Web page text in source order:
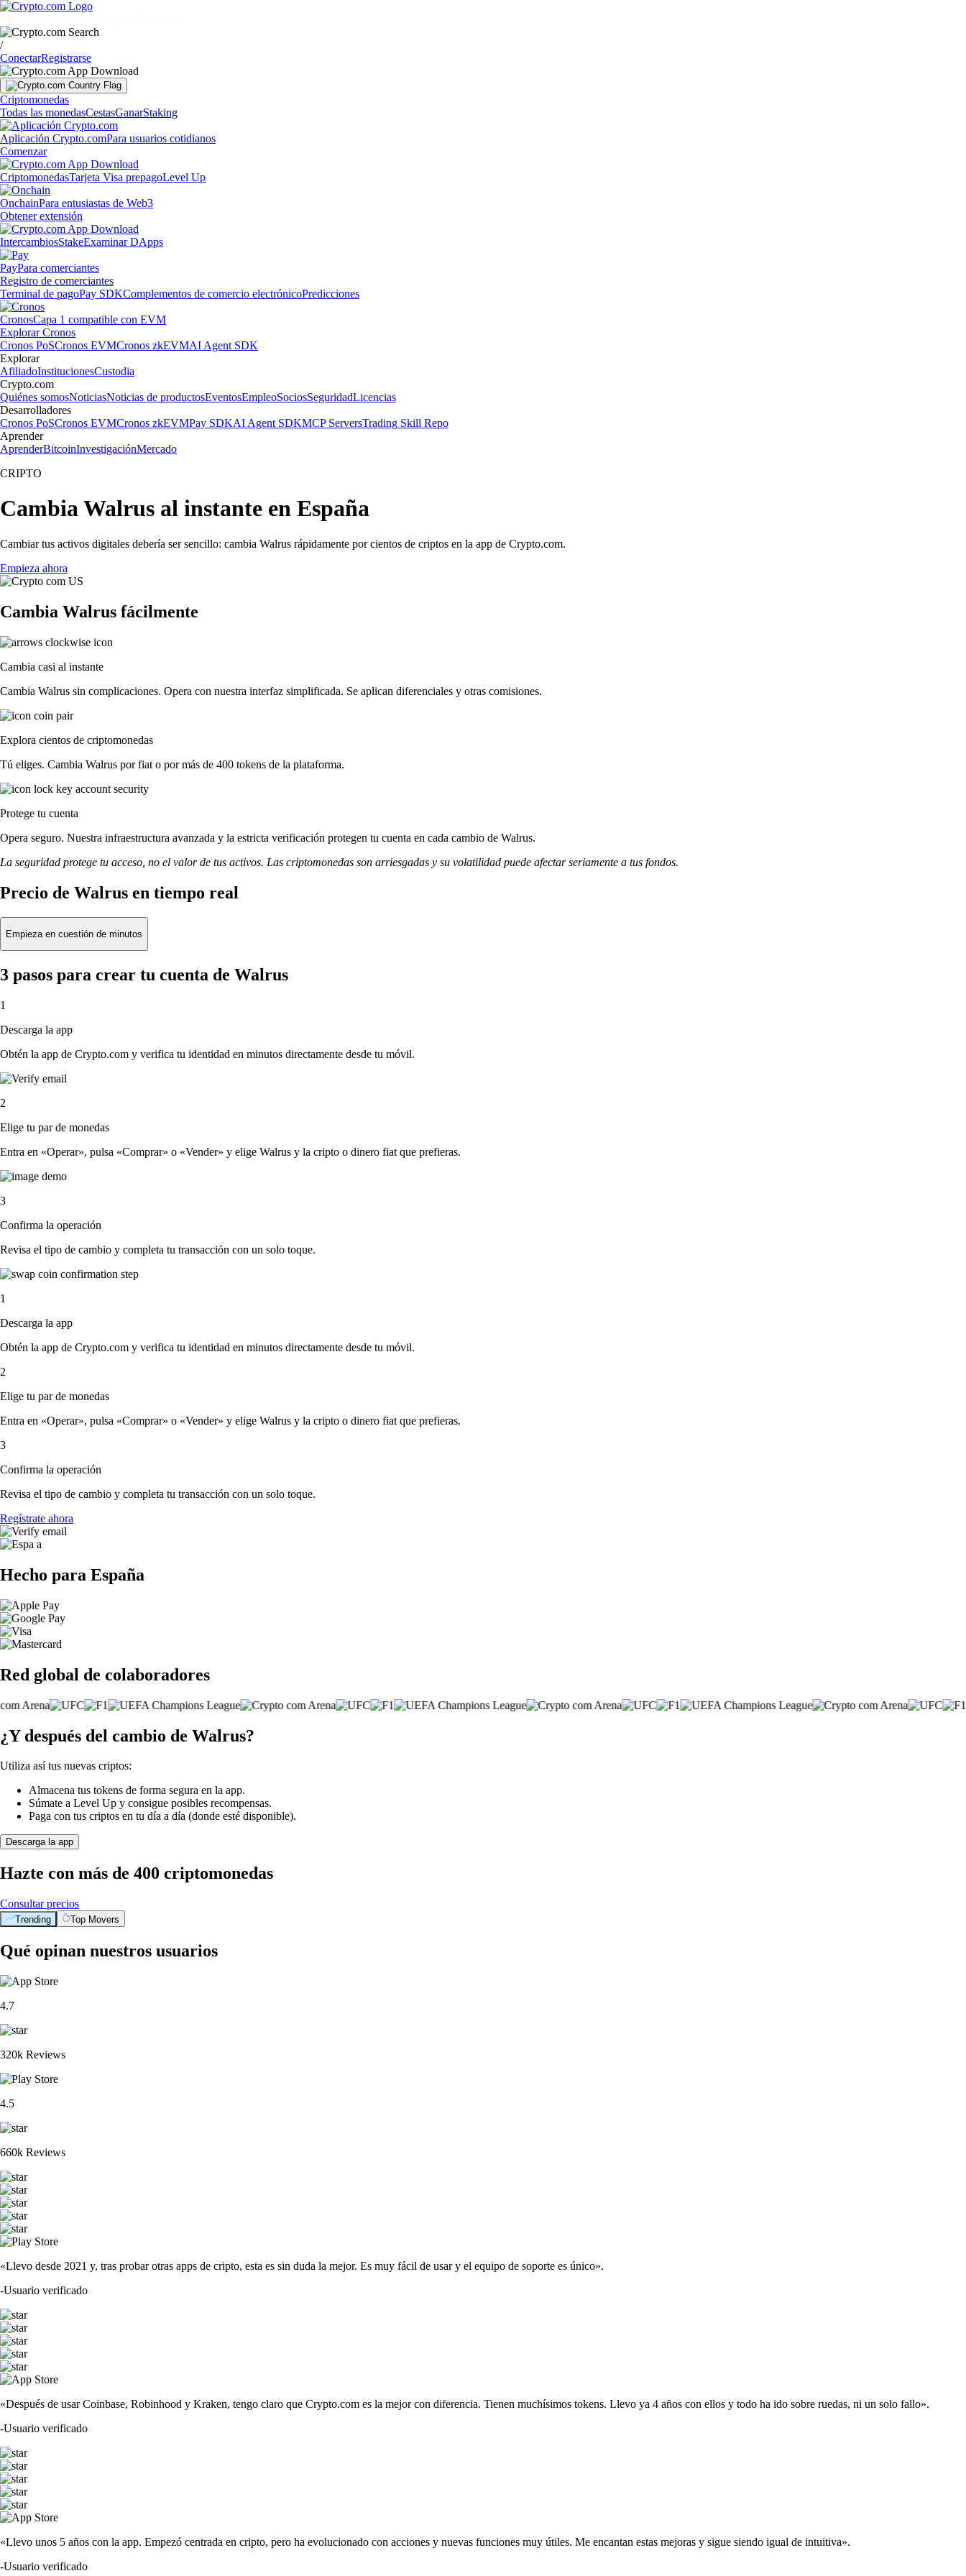
/
ConectarRegistrarse
Criptomonedas
Todas las monedasCestasGanarStaking
Aplicación Crypto.comPara usuarios cotidianos
Comenzar
CriptomonedasTarjeta Visa prepagoLevel Up
OnchainPara entusiastas de Web3
Obtener extensión
IntercambiosStakeExaminar DApps
PayPara comerciantes
Registro de comerciantes
Terminal de pagoPay SDKComplementos de comercio electrónicoPredicciones
CronosCapa 1 compatible con EVM
Explorar Cronos
Cronos PoSCronos EVMCronos zkEVMAI Agent SDK
Explorar
AfiliadoInstitucionesCustodia
Crypto.com
Quiénes somosNoticiasNoticias de productosEventosEmpleoSociosSeguridadLicencias
Desarrolladores
Cronos PoSCronos EVMCronos zkEVMPay SDKAI Agent SDKMCP ServersTrading Skill Repo
Aprender
AprenderBitcoinInvestigaciónMercado
CRIPTO
Cambia Walrus al instante en España
Cambiar tus activos digitales debería ser sencillo: cambia Walrus rápidamente por cientos de criptos en la app de Crypto.com.
Empieza ahora
Cambia Walrus fácilmente
Cambia casi al instante
Cambia Walrus sin complicaciones. Opera con nuestra interfaz simplificada. Se aplican diferenciales y otras comisiones.
Explora cientos de criptomonedas
Tú eliges. Cambia Walrus por fiat o por más de 400 tokens de la plataforma.
Protege tu cuenta
Opera seguro. Nuestra infraestructura avanzada y la estricta verificación protegen tu cuenta en cada cambio de Walrus.
La seguridad protege tu acceso, no el valor de tus activos. Las criptomonedas son arriesgadas y su volatilidad puede afectar seriamente a tus fondos.
Precio de Walrus en tiempo real
Empieza en cuestión de minutos
3 pasos para crear tu cuenta de Walrus
1
Descarga la app
Obtén la app de Crypto.com y verifica tu identidad en minutos directamente desde tu móvil.
2
Elige tu par de monedas
Entra en «Operar», pulsa «Comprar» o «Vender» y elige Walrus y la cripto o dinero fiat que prefieras.
3
Confirma la operación
Revisa el tipo de cambio y completa tu transacción con un solo toque.
1
Descarga la app
Obtén la app de Crypto.com y verifica tu identidad en minutos directamente desde tu móvil.
2
Elige tu par de monedas
Entra en «Operar», pulsa «Comprar» o «Vender» y elige Walrus y la cripto o dinero fiat que prefieras.
3
Confirma la operación
Revisa el tipo de cambio y completa tu transacción con un solo toque.
Regístrate ahora
Hecho para España
Red global de colaboradores
¿Y después del cambio de Walrus?
Utiliza así tus nuevas criptos:
Almacena tus tokens de forma segura en la app.
Súmate a Level Up y consigue posibles recompensas.
Paga con tus criptos en tu día a día (donde esté disponible).
Descarga la app
Hazte con más de 400 criptomonedas
Consultar precios
Trending Top Movers
Qué opinan nuestros usuarios
4.7
320k Reviews
4.5
660k Reviews
«Llevo desde 2021 y, tras probar otras apps de cripto, esta es sin duda la mejor. Es muy fácil de usar y el equipo de soporte es único».
-Usuario verificado
«Después de usar Coinbase, Robinhood y Kraken, tengo claro que Crypto.com es la mejor con diferencia. Tienen muchísimos tokens. Llevo ya 4 años con ellos y todo ha ido sobre ruedas, ni un solo fallo».
-Usuario verificado
«Llevo unos 5 años con la app. Empezó centrada en cripto, pero ha evolucionado con acciones y nuevas funciones muy útiles. Me encantan estas mejoras y sigue siendo igual de intuitiva».
-Usuario verificado